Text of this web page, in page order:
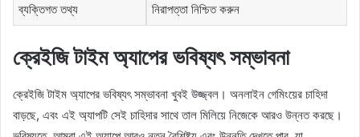
ব্যক্তিগত তথ্য নিরাপত্তা নিশ্চিত করুন
ক্রেইজি টাইম অ্যাপের ভবিষ্যৎ সম্ভাবনা
ক্রেইজি টাইম অ্যাপের ভবিষ্যৎ সম্ভাবনা খুবই উজ্জ্বল। অনলাইন গেমিংয়ের চাহিদা
বাড়ছে, এবং এই অ্যাপটি সেই চাহিদার সাথে তাল মিলিয়ে নিজেকে আরও উন্নত করছে।